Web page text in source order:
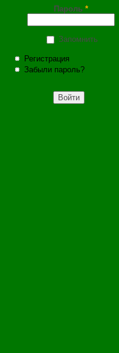
Пароль *
Запомнить
Регистрация
Забыли пароль?